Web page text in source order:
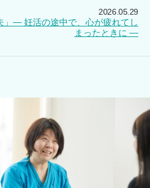
2026.05.29
」― 妊活の途中で、心が疲れてし
まったときに ―